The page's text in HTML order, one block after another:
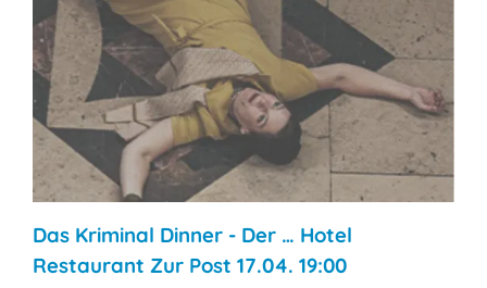
Das Kriminal Dinner - Der … Hotel
Restaurant Zur Post 17.04. 19:00